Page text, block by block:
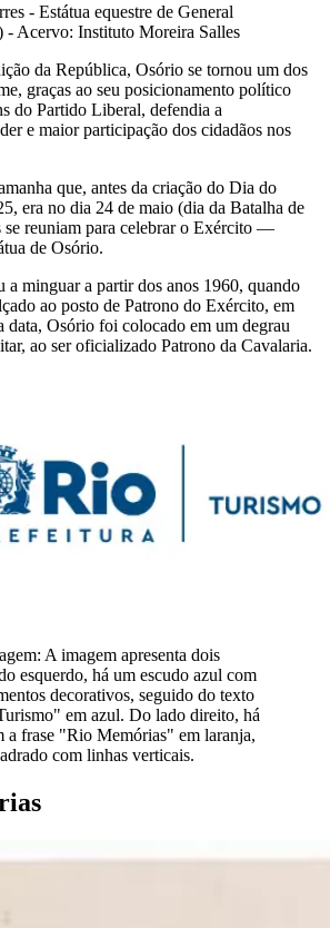
- Estátua equestre de General
- Acervo: Instituto Moreira Salles
da República, Osório se tornou um dos
graças ao seu posicionamento político
do Partido Liberal, defendia a
e maior participação dos cidadãos nos
que, antes da criação do Dia do
era no dia 24 de maio (dia da Batalha de
se reuniam para celebrar o Exército —
de Osório.
a minguar a partir dos anos 1960, quando
ao posto de Patrono do Exército, em
data, Osório foi colocado em um degrau
ao ser oficializado Patrono da Cavalaria.
A imagem apresenta dois
esquerdo, há um escudo azul com
decorativos, seguido do texto
em azul. Do lado direito, há
a frase "Rio Memórias" em laranja,
com linhas verticais.